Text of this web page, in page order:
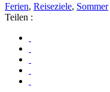
Ferien, Reiseziele, Sommer
Teilen :